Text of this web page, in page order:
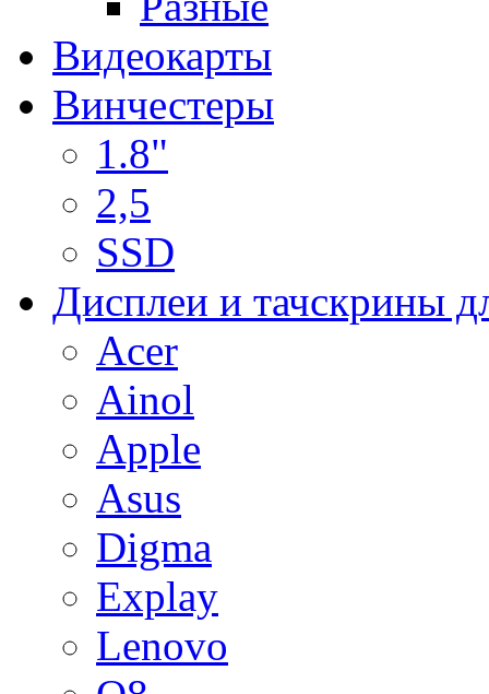
Видеокарты
Винчестеры
1.8"
2,5
SSD
Дисплеи и тачскрины
Acer
Ainol
Apple
Asus
Digma
Explay
Lenovo